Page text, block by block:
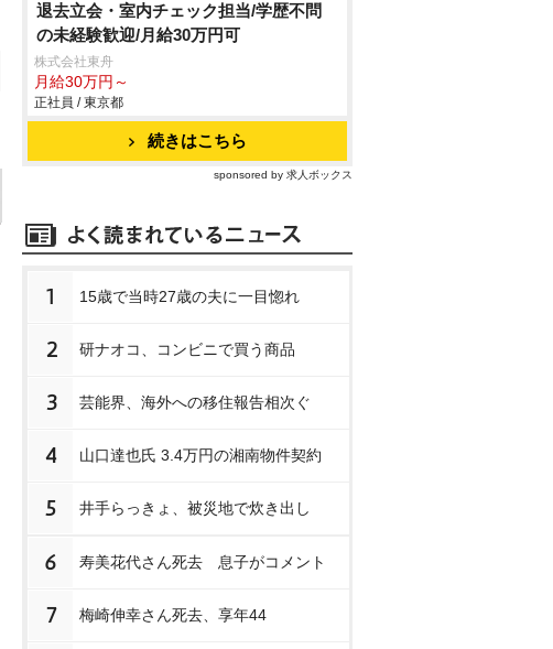
退去立会・室内チェック担当/学歴不問
の未経験歓迎/月給30万円可
株式会社東舟
月給30万円～
正社員 / 東京都
続きはこちら
sponsored by 求人ボックス
1 15歳で当時27歳の夫に一目惚れ
2 研ナオコ、コンビニで買う商品
3 芸能界、海外への移住報告相次ぐ
4 山口達也氏 3.4万円の湘南物件契約
5 井手らっきょ、被災地で炊き出し
6 寿美花代さん死去 息子がコメント
7 梅崎伸幸さん死去、享年44